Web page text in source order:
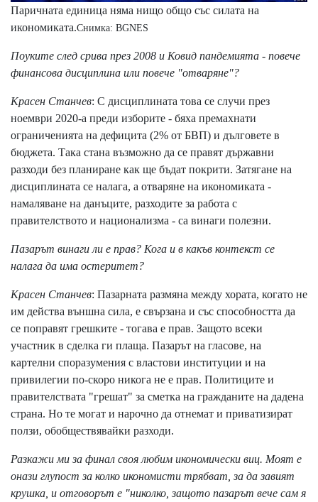
Паричната единица няма нищо общо със силата на
икономиката.Снимка: BGNES
Поуките след срива през 2008 и Ковид пандемията - повече
финансова дисциплина или повече "отваряне"?
Красен Станчев: С дисциплината това се случи през
ноември 2020-а преди изборите - бяха премахнати
ограниченията на дефицита (2% от БВП) и дълговете в
бюджета. Така стана възможно да се правят държавни
разходи без планиране как ще бъдат покрити. Затягане на
дисциплината се налага, а отваряне на икономиката -
намаляване на данъците, разходите за работа с
правителството и национализма - са винаги полезни.
Пазарът винаги ли е прав? Кога и в какъв контекст се
налага да има остеритет?
Красен Станчев: Пазарната размяна между хората, когато не
им действа външна сила, е свързана и със способността да
се поправят грешките - тогава е прав. Защото всеки
участник в сделка ги плаща. Пазарът на гласове, на
картелни споразумения с властови институции и на
привилегии по-скоро никога не е прав. Политиците и
правителствата "грешат" за сметка на гражданите на дадена
страна. Но те могат и нарочно да отнемат и приватизират
ползи, обобществявайки разходи.
Разкажи ми за финал своя любим икономически виц. Моят е
онази глупост за колко икономисти трябват, за да завият
крушка, и отговорът е "николко, защото пазарът вече сам я